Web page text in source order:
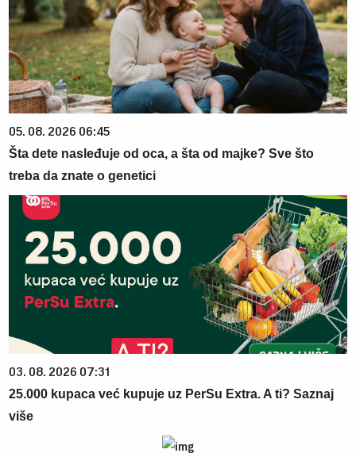
05. 08. 2026 06:45
Šta dete nasleđuje od oca, a šta od majke? Sve što
treba da znate o genetici
03. 08. 2026 07:31
25.000 kupaca već kupuje uz PerSu Extra. A ti? Saznaj
više